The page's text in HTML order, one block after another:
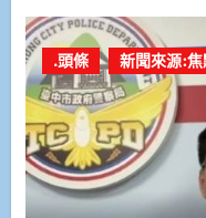
.頭條 新聞來源: